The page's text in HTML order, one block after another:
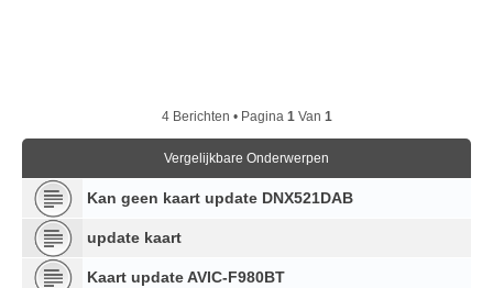
4 Berichten • Pagina 1Van 1
Vergelijkbare Onderwerpen
Kan geen kaart update DNX521DAB
update kaart
Kaart update AVIC-F980BT